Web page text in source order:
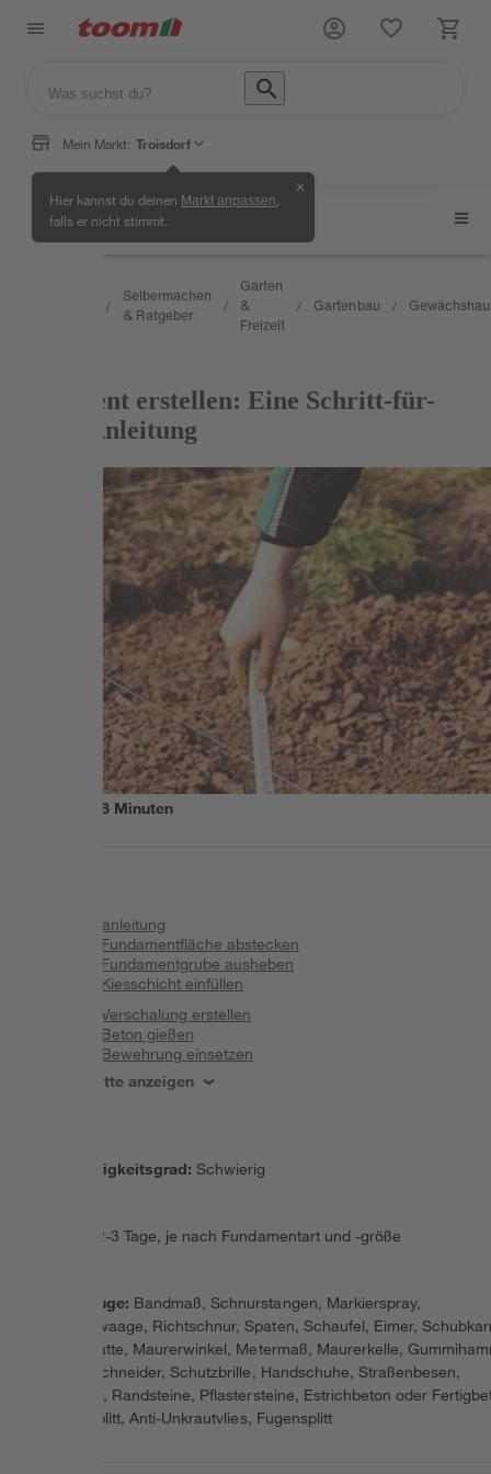
Mein Markt: Troisdorf
Hier kannst du deinen Markt anpassen
falls er nicht stimmt.
✕
Gewächshaus
/
Selbermachen
& Ratgeber
/
Garten
&
Freizeit
/ Gartenbau /
Fundament erstellen: Eine Schritt-für-
Schritt-Anleitung
8 Minuten
Zur Videoanleitung
Schritt 1: Fundamentfläche abstecken
Schritt 2: Fundamentgrube ausheben
Schritt 3: Kiesschicht einfüllen
Schritt 4: Verschalung erstellen
Schritt 5: Beton gießen
Schritt 6: Bewehrung einsetzen
Alle Schritte anzeigen
Schwierigkeitsgrad:Schwierig
2-3 Tage, je nach Fundamentart und -größe
Werkzeuge: Bandmaß, Schnurstangen, Markierspray,
Wasserwaage, Richtschnur, Spaten, Schaufel, Eimer,
Rüttelplatte, Maurerwinkel, Metermaß, Maurerkelle,
Plattenschneider, Schutzbrille, Handschuhe, Straßenbesen,
Schotter, Randsteine, Pflastersteine, Estrichbeton oder
Basaltsplitt, Anti-Unkrautvlies, Fugensplitt